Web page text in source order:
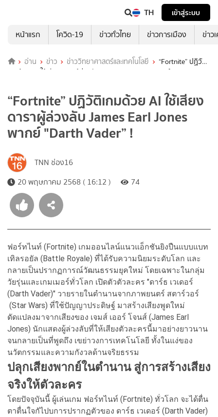
TH
เข้าสู่ระบบ
หน้าแรก
โควิด-19 ข่าวทั่วไทย ข่าวการเมือง ข่าว
อ่าน ข่าว ข่าววิทยาศาสตร์และเทคโนโลยี
“Fortnite” ปฏิวัติ
เกมด้วย AI ใช้เสียงดาราผู้ล่วงลับ James Earl Jones พากย์ "Darth
“Fortnite” ปฏิวัติเกมด้วย AI ใช้เสียง
ดาราผู้ล่วงลับ James Earl Jones
พากย์ "Darth Vader” !
TNN ช่อง16
20 พฤษภาคม 2568 ( 16:12 )
74
ฟอร์ทไนท์ (Fortnite) เกมออนไลน์แนวแอ็กชันยิงปืนแบบแบท
เทิลรอยัล (Battle Royale) ที่ได้รับความนิยมระดับโลก และ
กลายเป็นปรากฏการณ์วัฒนธรรมยุคใหม่ โดยเฉพาะในกลุ่ม
วัยรุ่นและเกมเมอร์ทั่วโลก เปิดตัวตัวละคร "ดาร์ธ เวเดอร์
(Darth Vader)" วายรายในตำนานจากภาพยนตร์ สตาร์วอร์
(Star Wars) ที่ใช้ปัญญาประดิษฐ์ มาสร้างเสียงพูดใหม่
ดัดแปลงมาจากเสียงของ เจมส์ เออร์ โจนส์ (James Earl
Jones) นักแสดงผู้ล่วงลับที่ให้เสียงตัวละครนี้มาอย่างยาวนาน
จนกลายเป็นที่พูดถึง เขย่าวงการเทคโนโลยี ทั้งในแง่ของ
นวัตกรรมและความกังวลด้านจริยธรรม
ปลุกเสียงพากย์ในตำนาน สู่การสร้างเสียง
จริงให้ตัวละคร
โดยปัจจุบันนี้ ผู้เล่นเกม ฟอร์ทไนท์ (Fortnite) ทั่วโลก จะได้ตื่น
ตาตื่นใจกัไปบการปรากฏตัวของ ดาร์ธ เวเดอร์ (Darth Vader)